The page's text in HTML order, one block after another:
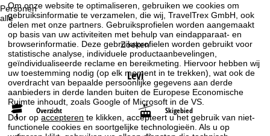
Om onze website te optimaliseren, gebruiken we cookies om
gebruiksinformatie te verzamelen, die wij, TravelTrex GmbH, ook
delen met onze partners. Gebruiksprofielen worden aangemaakt
op basis van uw activiteiten met behulp van eindapparaat- en
browserinformatie. Deze gebruiksprofielen worden gebruikt voor
statistische analyse, individuele productaanbevelingen,
geïndividualiseerde reclame en bereikmeting. Hiervoor hebben wij
uw toestemming nodig (op elk moment in te trekken), wat ook de
overdracht van bepaalde persoonlijke gegevens aan derde
aanbieders in derde landen buiten de Europese Economische
Ruimte inhoudt, zoals Google of Microsoft in de VS.
Door opaccepteren te klikken, accepteert u het gebruik van niet-
functionele cookies en soortgelijke technologieën. Als u op
Personen
alle
Zoeken
Levi
Overzicht Skigebied